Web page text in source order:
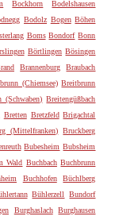
Bockhorn
Bodelshausen
Bodolz Bogen Böhen
Boms Bondorf Bonn
Börtlingen Bösingen
Brannenburg
Braubach
(Chiemsee) Breitbrunn
(Schwaben) Breitengüßbach
Bretten Bretzfeld Brigachtal
(Mittelfranken) Bruckberg
Bubesheim Bubsheim
Wald Buchbach Buchbrunn
Buchhofen
Büchlberg
Bühlerzell
Bundorf
Burghaslach
Burghausen